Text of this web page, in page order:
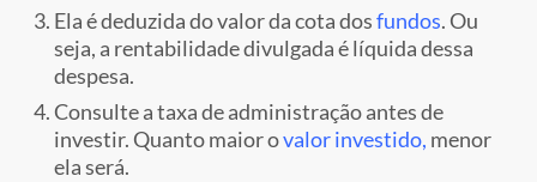
Ela é deduzida do valor da cota dosfundos. Ou
seja, a rentabilidade divulgada é líquida dessa
despesa.
Consulte a taxa de administração antes de
investir. Quanto maior ovalor investido, menor
ela será.